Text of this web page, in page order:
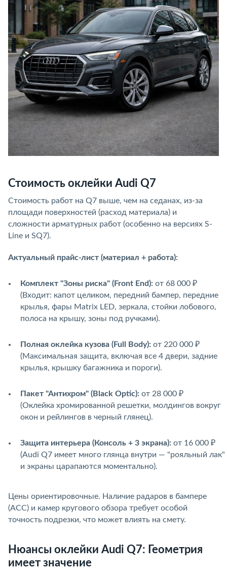
Стоимость оклейки Audi Q7
Стоимость работ на Q7 выше, чем на седанах, из-за
площади поверхностей (расход материала) и
сложности арматурных работ (особенно на версиях S-
Line и SQ7).
Актуальный прайс-лист (материал + работа):
Комплект "Зоны риска" (Front End): от 68 000 ₽
(Входит: капот целиком, передний бампер, передние
крылья, фары Matrix LED, зеркала, стойки лобового,
полоса на крышу, зоны под ручками).
Полная оклейка кузова (Full Body): от 220 000 ₽
(Максимальная защита, включая все 4 двери, задние
крылья, крышку багажника и пороги).
Пакет "Антихром" (Black Optic): от 28 000 ₽
(Оклейка хромированной решетки, молдингов вокруг
окон и рейлингов в черный глянец).
Защита интерьера (Консоль + 3 экрана): от 16 000 ₽
(Audi Q7 имеет много глянца внутри — "рояльный лак"
и экраны царапаются моментально).
Цены ориентировочные. Наличие радаров в бампере
(ACC) и камер кругового обзора требует особой
точность подрезки, что может влиять на смету.
Нюансы оклейки Audi Q7: Геометрия
имеет значение